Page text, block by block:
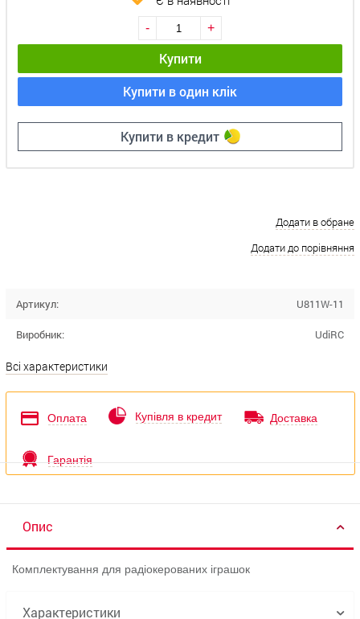
- +
Купити
Купити в один клік
Купити в кредит
Додати в обране
Додати до порівняння
Артикул: U811W-11
Виробник: UdiRC
Всі характеристики
Оплата Купівля в кредит Доставка
Гарантія
Опис
Комплектування для радіокерованих іграшок
Характеристики